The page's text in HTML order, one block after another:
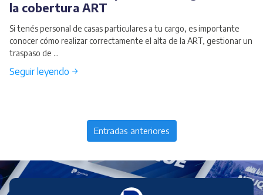
la cobertura ART
Si tenés personal de casas particulares a tu cargo, es importante
conocer cómo realizar correctamente el alta de la ART, gestionar un
traspaso de ...
Seguir leyendo →
Entradas anteriores